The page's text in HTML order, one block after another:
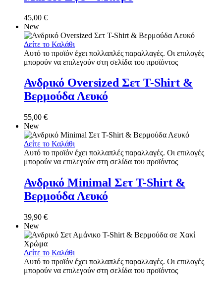
45,00 €
New
Δείτε το Καλάθι
Αυτό το προϊόν έχει πολλαπλές παραλλαγές. Οι επιλογές
μπορούν να επιλεγούν στη σελίδα του προϊόντος
Ανδρικό Oversized Σετ T-Shirt &
Βερμούδα Λευκό
55,00 €
New
Δείτε το Καλάθι
Αυτό το προϊόν έχει πολλαπλές παραλλαγές. Οι επιλογές
μπορούν να επιλεγούν στη σελίδα του προϊόντος
Ανδρικό Minimal Σετ T-Shirt &
Βερμούδα Λευκό
39,90 €
New
Δείτε το Καλάθι
Αυτό το προϊόν έχει πολλαπλές παραλλαγές. Οι επιλογές
μπορούν να επιλεγούν στη σελίδα του προϊόντος